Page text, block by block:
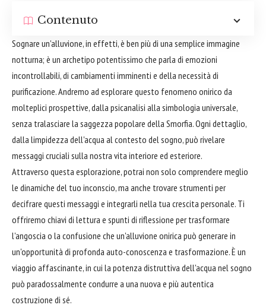
Contenuto
Sognare un'alluvione, in effetti, è ben più di una semplice immagine
notturna; è un archetipo potentissimo che parla di emozioni
incontrollabili, di cambiamenti imminenti e della necessità di
purificazione. Andremo ad esplorare questo fenomeno onirico da
molteplici prospettive, dalla psicanalisi alla simbologia universale,
senza tralasciare la saggezza popolare della Smorfia. Ogni dettaglio,
dalla limpidezza dell'acqua al contesto del sogno, può rivelare
messaggi cruciali sulla nostra vita interiore ed esteriore.
Attraverso questa esplorazione, potrai non solo comprendere meglio
le dinamiche del tuo inconscio, ma anche trovare strumenti per
decifrare questi messaggi e integrarli nella tua crescita personale. Ti
offriremo chiavi di lettura e spunti di riflessione per trasformare
l'angoscia o la confusione che un'alluvione onirica può generare in
un'opportunità di profonda auto-conoscenza e trasformazione. È un
viaggio affascinante, in cui la potenza distruttiva dell'acqua nel sogno
può paradossalmente condurre a una nuova e più autentica
costruzione di sé.